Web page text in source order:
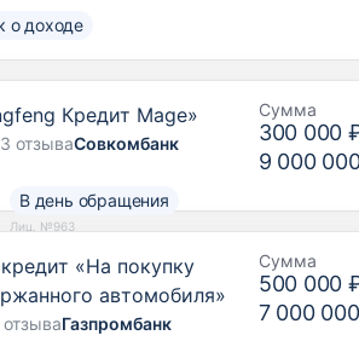
о доходе
Кредит Mage»
отзываСовкомбанк
Сумма
300 000
9 000
В день обращения
Лиц. №963
«На покупку
автомобиля»
Газпромбанк
Сумма
500 000
7 000